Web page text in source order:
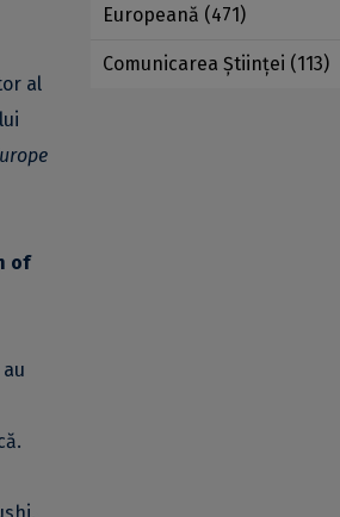
al
of
Europeană (471)
Comunicarea Ştiinţei (113)